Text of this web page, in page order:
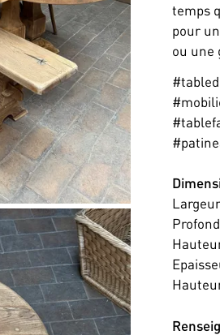
temps
pour
ou une
Largeur